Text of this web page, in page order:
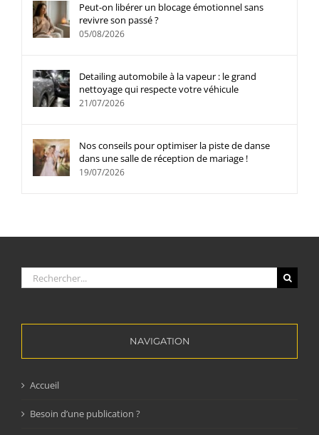
Peut-on libérer un blocage émotionnel sans
revivre son passé ?
05/08/2026
Detailing automobile à la vapeur : le grand
nettoyage qui respecte votre véhicule
21/07/2026
Nos conseils pour optimiser la piste de danse
dans une salle de réception de mariage !
19/07/2026
Rechercher:
NAVIGATION
Accueil
Besoin d’une publication ?